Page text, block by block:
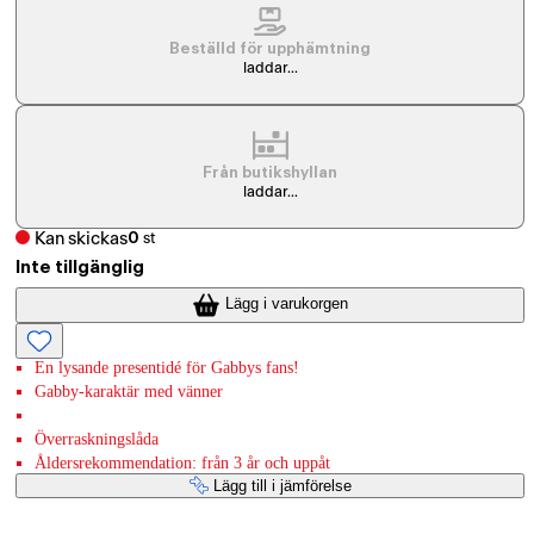
Beställd för upphämtning
laddar...
Från butikshyllan
laddar...
Kan skickas0 st
Inte tillgänglig
Lägg i varukorgen
En lysande presentidé för Gabbys fans!
Gabby-karaktär med vänner
Överraskningslåda
Åldersrekommendation: från 3 år och uppåt
Lägg till i jämförelse